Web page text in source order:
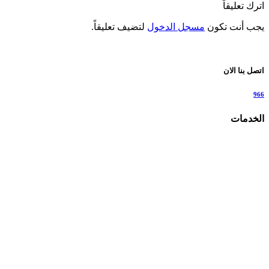
اترك تعليقاً
يجب أنت تكون مسجل الدخول لتضيف تعليقاً.
اتصل بنا الان
966
الخدمات